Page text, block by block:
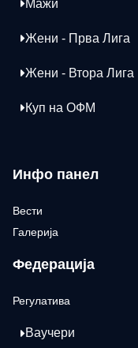
Мажи
Жени - Прва Лига
Жени - Втора Лига
Куп на ОФМ
Инфо панел
Вести
Галерија
Федерација
Регулатива
Ваучери